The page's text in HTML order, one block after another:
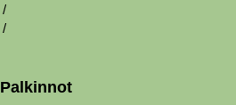
/
/
Palkinnot